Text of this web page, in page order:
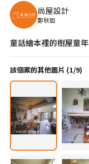
尚屋設計
鄭秋如
童話繪本裡的樹屋童年
該個案的其他圖片 (1/9)